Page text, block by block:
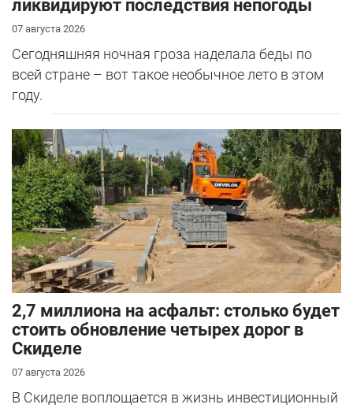
ликвидируют последствия непогоды
07 августа 2026
Сегодняшняя ночная гроза наделала беды по
всей стране – вот такое необычное лето в этом
году.
2,7 миллиона на асфальт: столько будет
стоить обновление четырех дорог в
Скиделе
07 августа 2026
В Скиделе воплощается в жизнь инвестиционный